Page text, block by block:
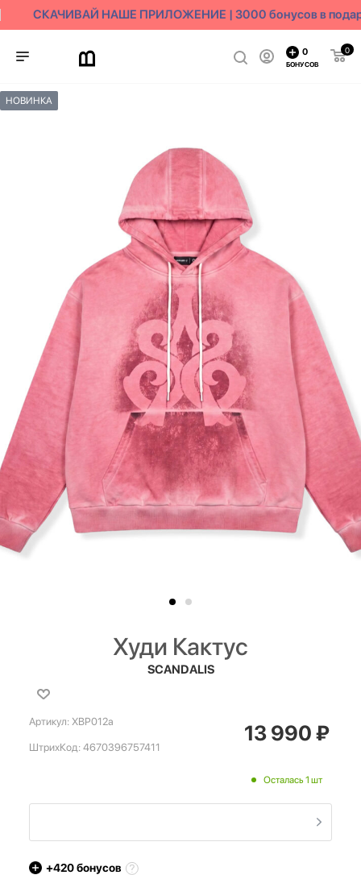
СКАЧИВАЙ НАШЕ ПРИЛОЖЕНИЕ | 3000 бонусов в
0
0
БОНУСОВ
НОВИНКА
Худи Кактус
SCANDALIS
Артикул: ХВР012а
ШтрихКод: 4670396757411
13 990₽
Осталась 1 шт
+420бонусов